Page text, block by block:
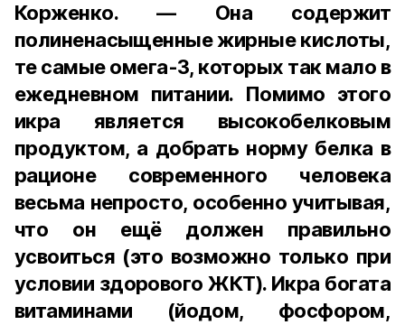
Корженко. — Она содержит
полиненасыщенные жирные кислоты,
те самые омега-3, которых так мало в
ежедневном питании. Помимо этого
икра является высокобелковым
продуктом, а добрать норму белка в
рационе современного человека
весьма непросто, особенно учитывая,
что он ещё должен правильно
усвоиться (это возможно только при
условии здорового ЖКТ). Икра богата
витаминами (йодом, фосфором,